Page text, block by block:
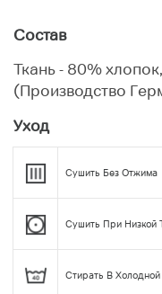
Состав
Ткань - 80%
(Производство
Уход
Сушить Без Отжима
Сушить При Низкой
Стирать В